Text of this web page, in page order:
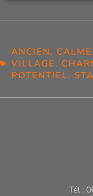
ANCIEN, CALME
VILLAGE,
POTENTIEL,
Tél :